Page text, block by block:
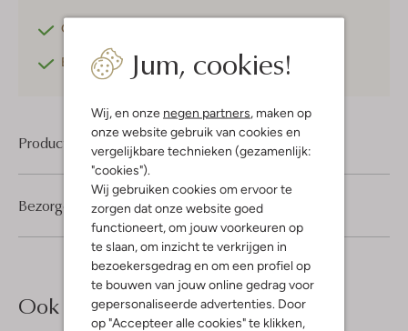
Jum, cookies!
Wij, en onze negen partners, maken op
onze website gebruik van cookies en
vergelijkbare technieken (gezamenlijk:
"cookies").
Wij gebruiken cookies om ervoor te
zorgen dat onze website goed
functioneert, om jouw voorkeuren op
te slaan, om inzicht te verkrijgen in
bezoekersgedrag en om een profiel op
te bouwen van jouw online gedrag voor
gepersonaliseerde advertenties. Door
op "Accepteer alle cookies" te klikken,
Gratis retourneren
Betaal achteraf met Klarna
Product informatie
Bezorgen & retourneren
Ook iets voor jou?